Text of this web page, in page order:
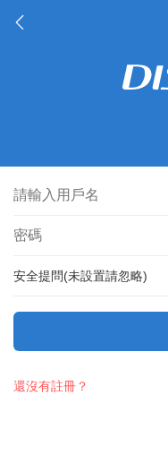
安全提問(未設置請忽略)
還沒有註冊？